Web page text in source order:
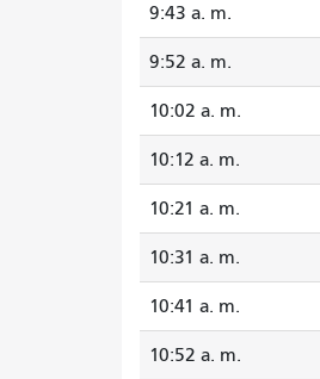
9:43 a. m.
9:52 a. m.
10:02 a. m.
10:12 a. m.
10:21 a. m.
10:31 a. m.
10:41 a. m.
10:52 a. m.